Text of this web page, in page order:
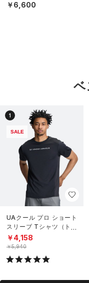
￥6,600
ベ
1
SALE
UAクール プロ ショート
スリーブ Tシャツ（トレ
ーニング/MEN）
￥4,158
￥5,940